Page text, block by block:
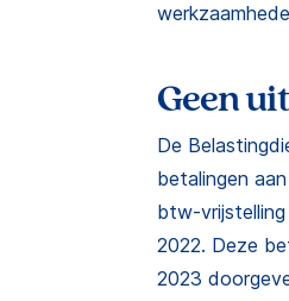
Geen
De
betalingen
btw-
2022. Deze
2023